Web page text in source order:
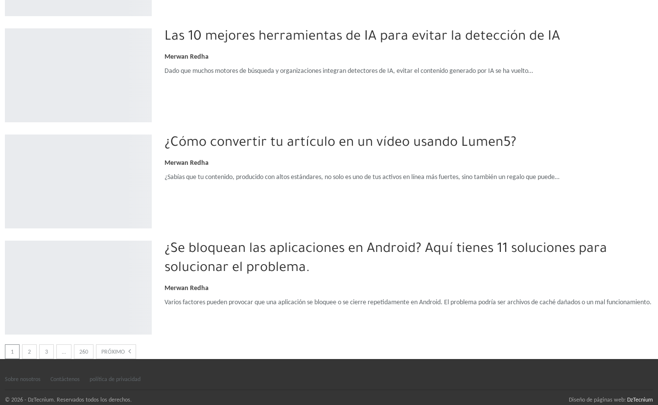
Las 10 mejores herramientas de IA para evitar la detección de IA
Merwan Redha
Dado que muchos motores de búsqueda y organizaciones integran detectores de IA, evitar el contenido generado por IA se ha vuelto…
¿Cómo convertir tu artículo en un vídeo usando Lumen5?
Merwan Redha
¿Sabías que tu contenido, producido con altos estándares, no solo es uno de tus activos en línea más fuertes, sino también un regalo que puede…
¿Se bloquean las aplicaciones en Android? Aquí tienes 11 soluciones para
solucionar el problema.
Merwan Redha
Varios factores pueden provocar que una aplicación se bloquee o se cierre repetidamente en Android. El problema podría ser archivos de caché dañados o un mal funcionamiento.
1 2 3 ... 260 PRÓXIMO
Sobre nosotros Contáctenos política de privacidad
© 2026 - DzTecnium. Reservados todos los derechos. Diseño de páginas web: DzTecnium